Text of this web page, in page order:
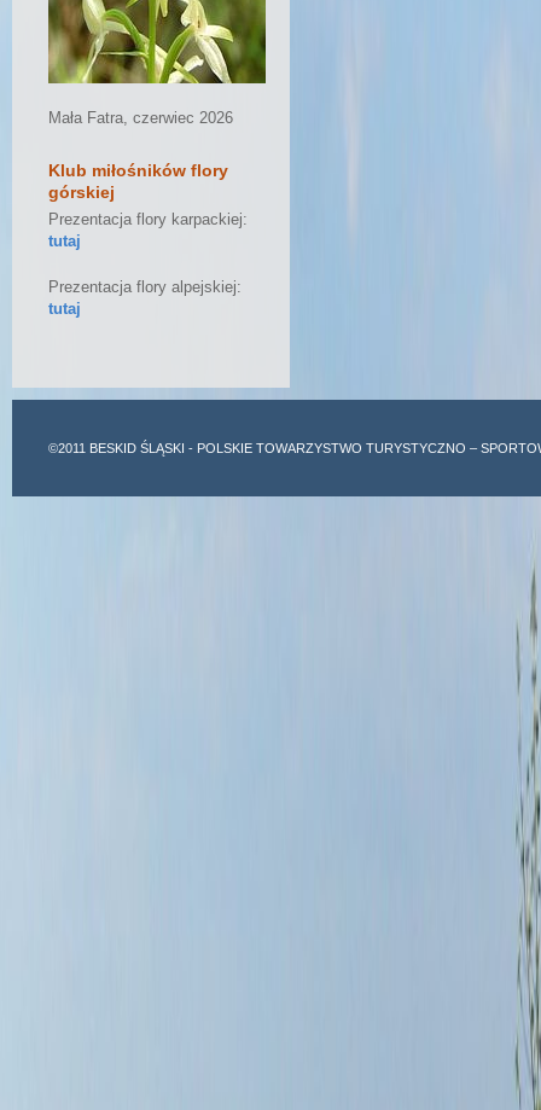
Mała Fatra, czerwiec 2026
Klub miłośników flory
górskiej
Prezentacja flory karpackiej:
tutaj
Prezentacja flory alpejskiej:
tutaj
©2011 BESKID ŚLĄSKI - POLSKIE TOWARZYSTWO TURYSTYCZNO –